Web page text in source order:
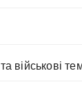
військові